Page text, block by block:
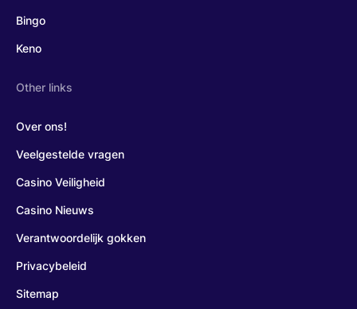
Bingo
Keno
Other links
Over ons!
Veelgestelde vragen
Casino Veiligheid
Casino Nieuws
Verantwoordelijk gokken
Privacybeleid
Sitemap